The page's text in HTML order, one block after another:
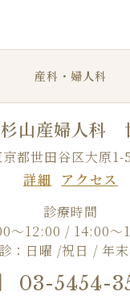
産科・婦人科
杉山産婦人科
京都世田谷区大原1-
詳細
アクセス
診療時間
～12:00 / 14:00～
診：日曜 /祝日 / 年末
03-5454-